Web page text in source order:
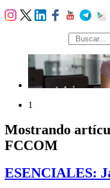
búsqueda
1
Mostrando
FCCOM
ESENCIALES: